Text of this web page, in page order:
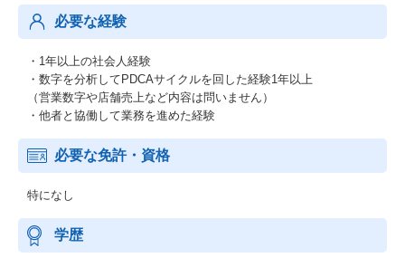
必要な経験
・1年以上の社会人経験
・数字を分析してPDCAサイクルを回した経験1年以上
（営業数字や店舗売上など内容は問いません）
・他者と協働して業務を進めた経験
必要な免許・資格
特になし
学歴